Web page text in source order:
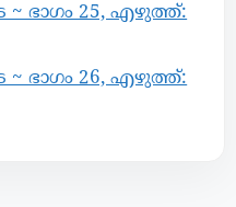
~ ഭാഗം 25, എഴുത്ത്:
~ ഭാഗം 26, എഴുത്ത്: